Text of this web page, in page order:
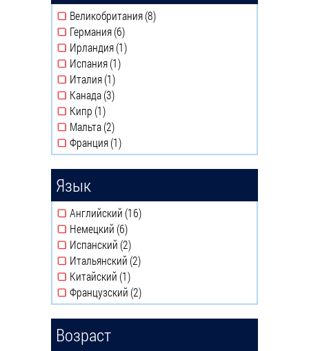
середніх
Великобритания (8)
Германия (6)
Ирландия (1)
Испания (1)
Италия (1)
Канада (3)
Кипр (1)
Мальта (2)
Франция (1)
Язык
Английский (16)
Немецкий (6)
Испанский (2)
Итальянский (2)
Китайский (1)
Французский (2)
Возраст